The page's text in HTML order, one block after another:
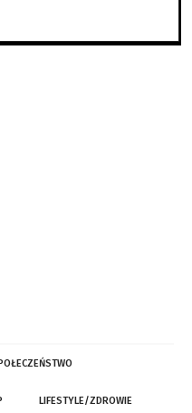
LIFESTYLE/ZDROWIE